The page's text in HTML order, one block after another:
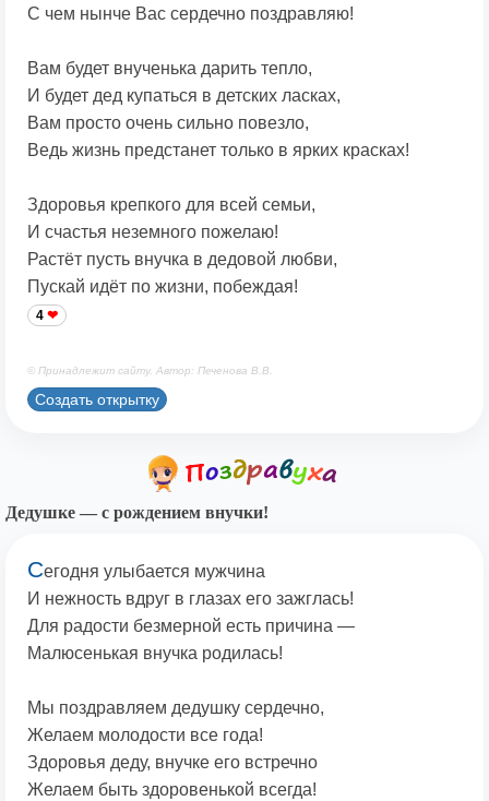
С чем нынче Вас сердечно поздравляю!
Вам будет внученька дарить тепло,
И будет дед купаться в детских ласках,
Вам просто очень сильно повезло,
Ведь жизнь предстанет только в ярких красках!
Здоровья крепкого для всей семьи,
И счастья неземного пожелаю!
Растёт пусть внучка в дедовой любви,
Пускай идёт по жизни, побеждая!
4
© Принадлежит сайту. Автор: Печенова В.В.
Создать открытку
Дедушке — с рождением внучки!
Сегодня улыбается мужчина
И нежность вдруг в глазах его зажглась!
Для радости безмерной есть причина —
Малюсенькая внучка родилась!
Мы поздравляем дедушку сердечно,
Желаем молодости все года!
Здоровья деду, внучке его встречно
Желаем быть здоровенькой всегда!